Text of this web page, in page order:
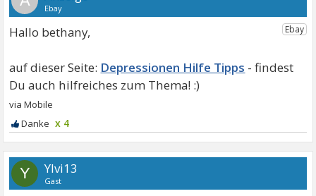
Hallo bethany,
Depressionen Hilfe Tipps
x 4
Y Ylvi13
Gast